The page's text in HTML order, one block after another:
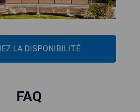
LA DISPONIBILITÉ
FAQ